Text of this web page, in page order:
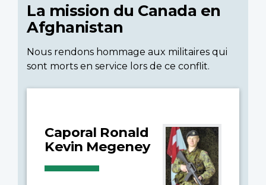
La mission du Canada en
Afghanistan
Nous rendons hommage aux militaires qui
sont morts en service lors de ce conflit.
Caporal Ronald
Kevin Megeney